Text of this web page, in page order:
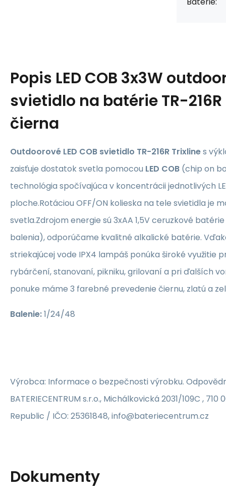
Popis LED COB 3x3W
svietidlo na batérie TR-216R
čierna
Outdoorové LED COB svietidlo TR-216R Trixlines
zaisťuje dostatok svetla pomocou LED COB (chip on
technológia spočívajúca v koncentrácii jednotlivých
ploche.Rotáciou OFF/ON kolieska na tele svietidla je
svetla.Zdrojom energie sú 3xAA 1,5V ceruzkové
balenia), odporúčame kvalitné alkalické batérie.
striekajúcej vode IPX4 lampáš ponúka široké využitie
rybárčení, stanovaní, pikniku, grilovaní a pri ďalších
ponuke máme 3 farebné prevedenie čiernu, zlatú a
Balenie:1/24/48
Výrobca: Informace o bezpečnosti výrobku.
BATERIECENTRUM s.r.o., Michálkovická 2031/109C ,
Republic / IČO: 25361848, info@bateriecentrum.cz
Dokumenty